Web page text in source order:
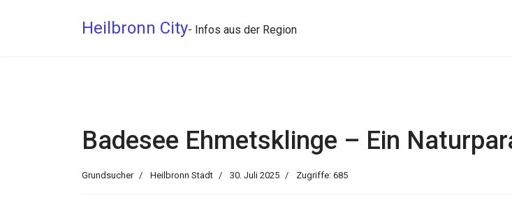
Heilbronn City- Infos aus der Region
Badesee Ehmetsklinge – Ein
Grundsucher Heilbronn Stadt 30. Juli 2025 Zugriffe: 685